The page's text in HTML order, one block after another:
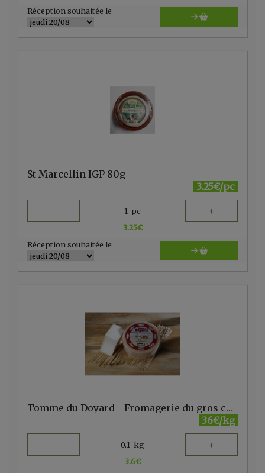
Réception souhaitée le
St Marcellin IGP 80g
3.25€/pc
- 1 pc +
3.25€
Réception souhaitée le
Tomme du Doyard - Fromagerie du gros chêne
36€/kg
- 0.1 kg +
3.6€